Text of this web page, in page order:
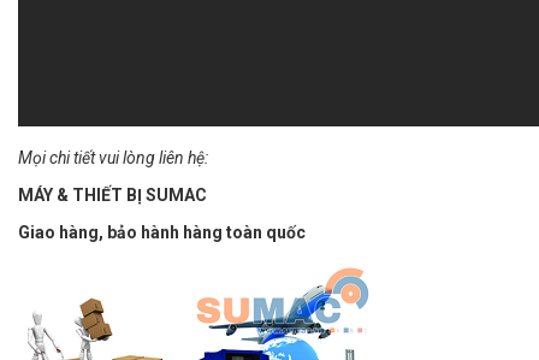
Mọi chi tiết vui lòng liên hệ:
MÁY & THIẾT BỊ SUMAC
Giao hàng, bảo hành hàng toàn quốc